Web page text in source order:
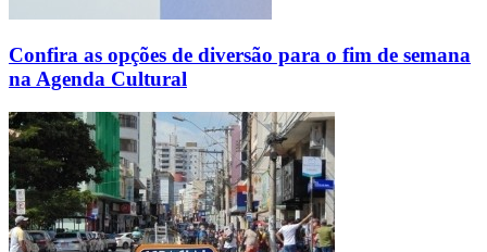
Confira as opções de diversão para o fim de semana
na Agenda Cultural